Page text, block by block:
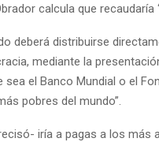
calcula que recaudaría
deberá distribuirse
mediante la
el Banco Mundial o el
pobres del mundo”.
iría a pagas a los más